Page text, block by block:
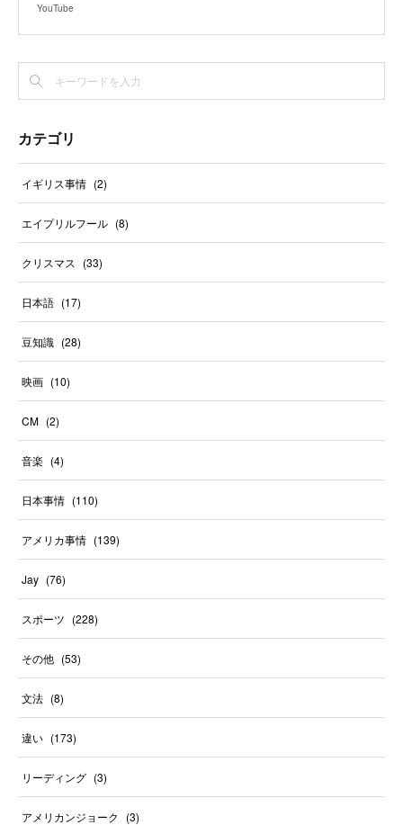
YouTube
カテゴリ
イギリス事情 (2)
エイプリルフール (8)
クリスマス (33)
日本語 (17)
豆知識 (28)
映画 (10)
CM (2)
音楽 (4)
日本事情 (110)
アメリカ事情 (139)
Jay (76)
スポーツ (228)
その他 (53)
文法 (8)
違い (173)
リーディング (3)
アメリカンジョーク (3)